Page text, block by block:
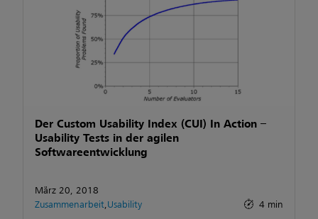
Der Custom Usability Index (CUI) In Action –
Usability Tests in der agilen
Softwareentwicklung
März 20, 2018
Zusammenarbeit,Usability 4 min